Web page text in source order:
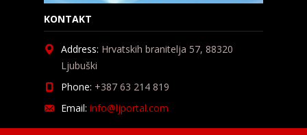
KONTAKT
Address: Hrvatskih branitelja 57, 88320
Ljubuški
Phone: +387 63 214 819
Email: info@ljportal.com